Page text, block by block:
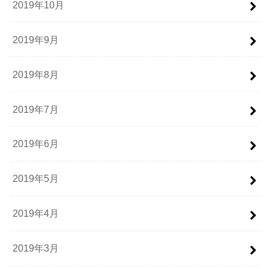
2019年10月
2019年9月
2019年8月
2019年7月
2019年6月
2019年5月
2019年4月
2019年3月